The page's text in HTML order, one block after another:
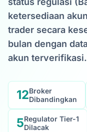
ketersediaan
trader secara
bulan dengan
akun terverifikasi.
12Broker
Dibandingkan
5Regulator Tier-1
Dilacak